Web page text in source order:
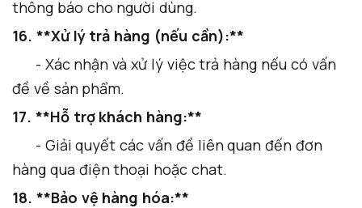
thông báo cho người dùng.
16. **Xử lý trả hàng (nếu cần):**
- Xác nhận và xử lý việc trả hàng nếu có vấn
đề về sản phẩm.
17. **Hỗ trợ khách hàng:**
- Giải quyết các vấn đề liên quan đến đơn
hàng qua điện thoại hoặc chat.
18. **Bảo vệ hàng hóa:**